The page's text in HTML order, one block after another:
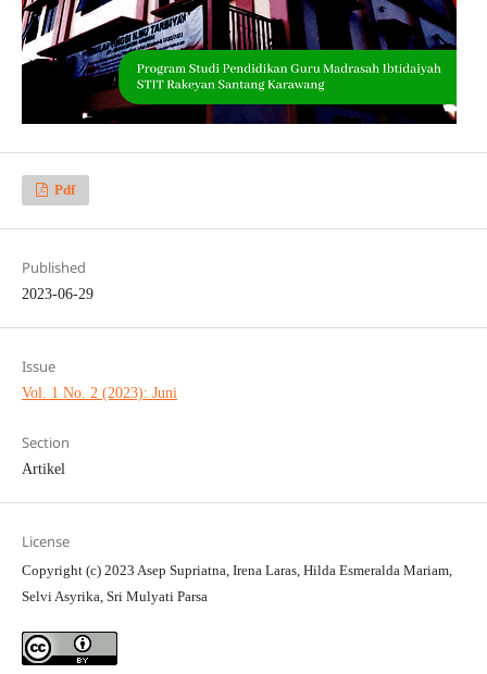
Pdf
Published
2023-06-29
Issue
Vol. 1 No. 2 (2023): Juni
Section
Artikel
License
Copyright (c) 2023 Asep Supriatna, Irena Laras, Hilda Esmeralda Mariam,
Selvi Asyrika, Sri Mulyati Parsa